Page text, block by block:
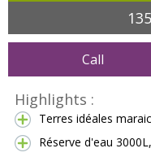
Call
Highlights :
Terres idéales
Réserve d'eau